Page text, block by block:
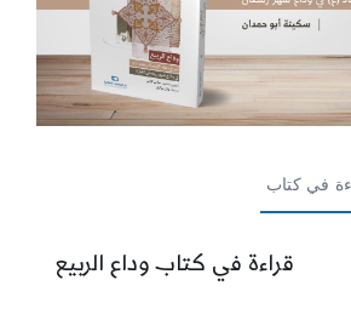
في كتاب
قراءة في كتاب وداع الربيع